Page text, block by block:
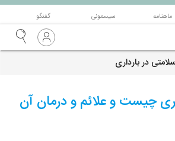
ماهنامه سیسمونی گفتگو
در بارداری
چیست و علائم و درمان آن